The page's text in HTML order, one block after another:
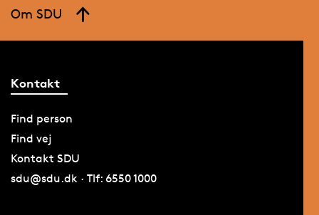
Om SDU
Kontakt
Find person
Find vej
Kontakt SDU
sdu@sdu.dk · Tlf: 6550 1000